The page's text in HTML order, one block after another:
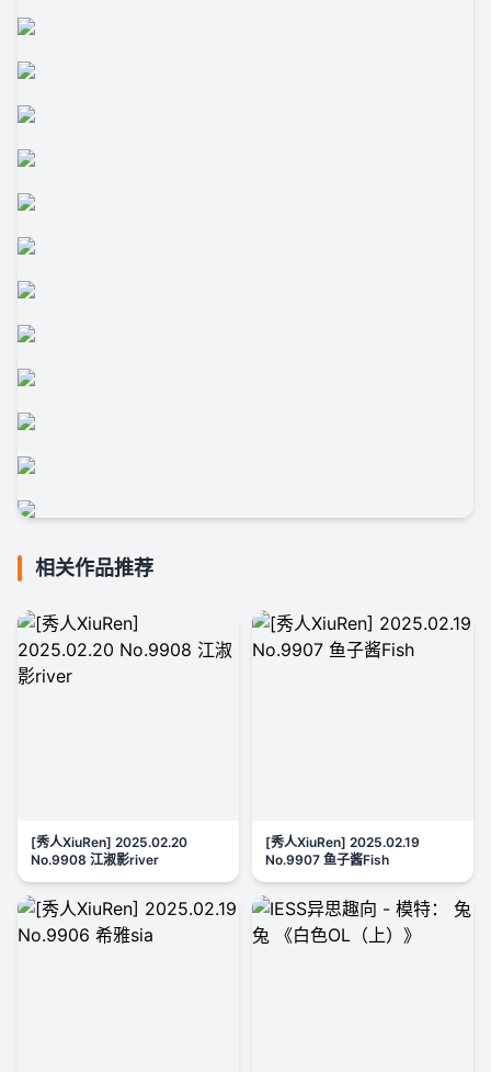
相关作品推荐
[秀人XiuRen] 2025.02.20
No.9908 江淑影river
[秀人XiuRen] 2025.02.19
No.9907 鱼子酱Fish